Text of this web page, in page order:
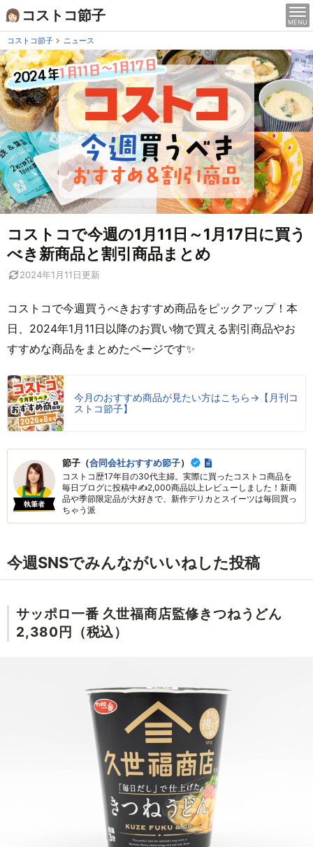
Skip
to
content
コストコ節子 MENU
コストコ節子 ニュース
コストコで今週の1月11日～1月17日に買う
べき新商品と割引商品まとめ
2024年1月11日更新
コストコで今週買うべきおすすめ商品をピックアップ！本
日、2024年1月11日以降のお買い物で買える割引商品やお
すすめな商品をまとめたページです✨
今月のおすすめ商品が見たい方はこちら→【月刊コ
ストコ節子】
執筆者
節子（合同会社おすすめ節子）
コストコ歴17年目の30代主婦。実際に買ったコストコ商品を
毎日ブログに投稿中✍2,000商品以上レビューしました！新商
品や季節限定品が大好きで、新作デリカとスイーツは毎回買っ
ちゃう派
今週SNSでみんながいいねした投稿
サッポロ一番 久世福商店監修きつねうどん
2,380円（税込）